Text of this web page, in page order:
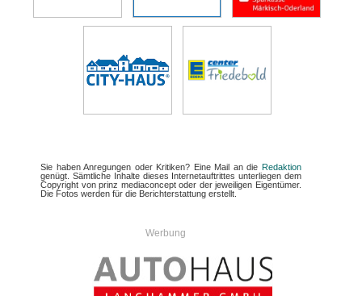
Sie haben Anregungen oder Kritiken? Eine Mail an die Redaktion
genügt. Sämtliche Inhalte dieses Internetauftrittes unterliegen dem
Copyright von prinz mediaconcept oder der jeweiligen Eigentümer.
Die Fotos werden für die Berichterstattung erstellt.
Werbung